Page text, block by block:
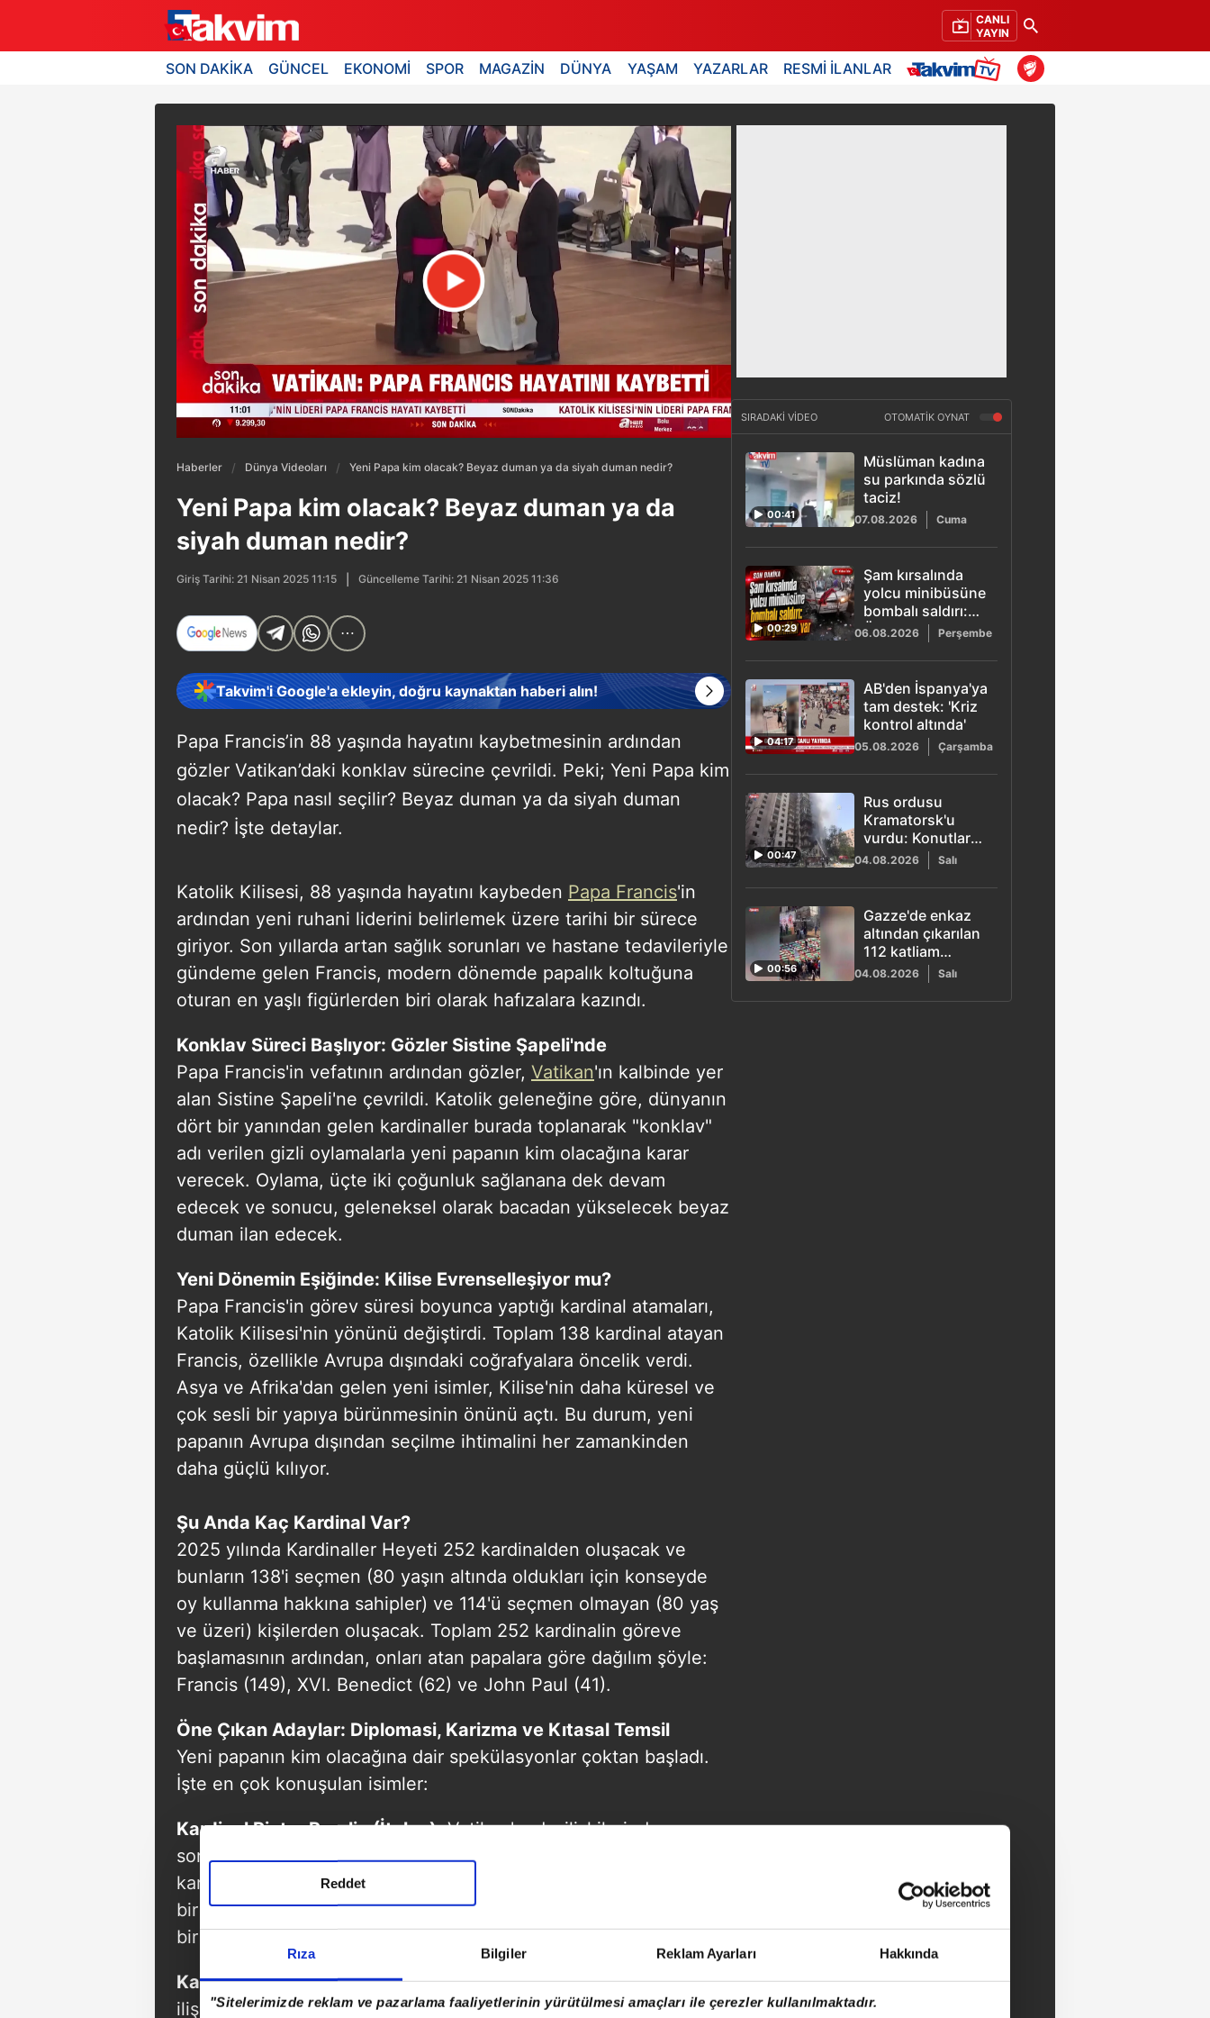
Rıza Bilgiler Reklam Ayarları Hakkında
"Sitelerimizde reklam ve pazarlama faaliyetlerinin yürütülmesi amaçları ile çerezler kullanılmaktadır.
Reddet
CANLI
YAYIN
SON DAKİKA GÜNCEL EKONOMİ SPOR MAGAZİN DÜNYA YAŞAM YAZARLAR RESMİ İLANLAR
Haberler Dünya Videoları Yeni Papa kim olacak? Beyaz duman ya da siyah duman nedir?
Yeni Papa kim olacak? Beyaz duman ya da
siyah duman nedir?
Giriş Tarihi: 21 Nisan 2025 11:15 Güncelleme Tarihi: 21 Nisan 2025 11:36
Takvim'i Google'a ekleyin, doğru kaynaktan haberi alın!
Papa Francis’in 88 yaşında hayatını kaybetmesinin ardından
gözler Vatikan’daki konklav sürecine çevrildi. Peki; Yeni Papa kim
olacak? Papa nasıl seçilir? Beyaz duman ya da siyah duman
nedir? İşte detaylar.
Katolik Kilisesi, 88 yaşında hayatını kaybeden Papa Francis'in
ardından yeni ruhani liderini belirlemek üzere tarihi bir sürece
giriyor. Son yıllarda artan sağlık sorunları ve hastane tedavileriyle
gündeme gelen Francis, modern dönemde papalık koltuğuna
oturan en yaşlı figürlerden biri olarak hafızalara kazındı.
Konklav Süreci Başlıyor: Gözler Sistine Şapeli'nde
Papa Francis'in vefatının ardından gözler, Vatikan'ın kalbinde yer
alan Sistine Şapeli'ne çevrildi. Katolik geleneğine göre, dünyanın
dört bir yanından gelen kardinaller burada toplanarak "konklav"
adı verilen gizli oylamalarla yeni papanın kim olacağına karar
verecek. Oylama, üçte iki çoğunluk sağlanana dek devam
edecek ve sonucu, geleneksel olarak bacadan yükselecek beyaz
duman ilan edecek.
Yeni Dönemin Eşiğinde: Kilise Evrenselleşiyor mu?
Papa Francis'in görev süresi boyunca yaptığı kardinal atamaları,
Katolik Kilisesi'nin yönünü değiştirdi. Toplam 138 kardinal atayan
Francis, özellikle Avrupa dışındaki coğrafyalara öncelik verdi.
Asya ve Afrika'dan gelen yeni isimler, Kilise'nin daha küresel ve
çok sesli bir yapıya bürünmesinin önünü açtı. Bu durum, yeni
papanın Avrupa dışından seçilme ihtimalini her zamankinden
daha güçlü kılıyor.
Şu Anda Kaç Kardinal Var?
2025 yılında Kardinaller Heyeti 252 kardinalden oluşacak ve
bunların 138'i seçmen (80 yaşın altında oldukları için konseyde
oy kullanma hakkına sahipler) ve 114'ü seçmen olmayan (80 yaş
ve üzeri) kişilerden oluşacak. Toplam 252 kardinalin göreve
başlamasının ardından, onları atan papalara göre dağılım şöyle:
Francis (149), XVI. Benedict (62) ve John Paul (41).
Öne Çıkan Adaylar: Diplomasi, Karizma ve Kıtasal Temsil
Yeni papanın kim olacağına dair spekülasyonlar çoktan başladı.
İşte en çok konuşulan isimler:
Kardinal Pietro Parolin (İtalya):Vatikan'ın dış ilişkilerinden
sorumlu ismi olan Parolin, uzun yıllara dayanan diplomatik
kariyeri ve dengeleyici tavrıyla dikkat çekiyor. Avrupa merkezli
bir çizgiye yakın olsa da, küresel diplomasi tecrübesi onu güçlü
bir seçenek haline getiriyor.
Kardinal Luis Antonio Tagle (Filipinler):Halkla kurduğu sıcak
ilişki ve iletişim becerileriyle bilinen Tagle, seçilirse tarihteki ilk
SIRADAKİ VİDEO OTOMATİK OYNAT
00:41
Müslüman kadına
su parkında sözlü
taciz!
07.08.2026 Cuma
00:29
Şam kırsalında
yolcu minibüsüne
bombalı saldırı:
Ölü ve yaralılar
06.08.2026 Perşembe
04:17
AB'den İspanya'ya
tam destek: 'Kriz
kontrol altında'
05.08.2026 Çarşamba
00:47
Rus ordusu
Kramatorsk'u
vurdu: Konutlarda
yangın çıktı
04.08.2026 Salı
00:56
Gazze'de enkaz
altından çıkarılan
112 katliam
mağduru için
toplu tören
düzenlendi
04.08.2026 Salı